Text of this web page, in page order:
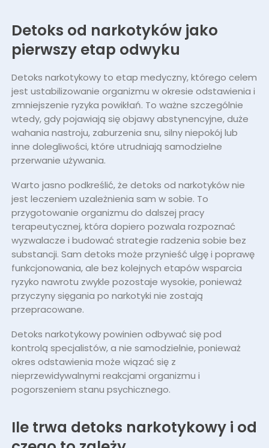
Detoks od narkotyków jako
pierwszy etap odwyku
Detoks narkotykowy to etap medyczny, którego celem
jest ustabilizowanie organizmu w okresie odstawienia i
zmniejszenie ryzyka powikłań. To ważne szczególnie
wtedy, gdy pojawiają się objawy abstynencyjne, duże
wahania nastroju, zaburzenia snu, silny niepokój lub
inne dolegliwości, które utrudniają samodzielne
przerwanie używania.
Warto jasno podkreślić, że detoks od narkotyków nie
jest leczeniem uzależnienia sam w sobie. To
przygotowanie organizmu do dalszej pracy
terapeutycznej, która dopiero pozwala rozpoznać
wyzwalacze i budować strategie radzenia sobie bez
substancji. Sam detoks może przynieść ulgę i poprawę
funkcjonowania, ale bez kolejnych etapów wsparcia
ryzyko nawrotu zwykle pozostaje wysokie, ponieważ
przyczyny sięgania po narkotyki nie zostają
przepracowane.
Detoks narkotykowy powinien odbywać się pod
kontrolą specjalistów, a nie samodzielnie, ponieważ
okres odstawienia może wiązać się z
nieprzewidywalnymi reakcjami organizmu i
pogorszeniem stanu psychicznego.
Ile trwa detoks narkotykowy i od